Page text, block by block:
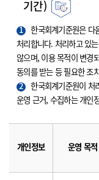
기간)
1
한국회계기준원은 다
처리합니다. 처리하고 있
않으며, 이용 목적이 변경
동의를 받는 등 필요한 조
2
한국회계기준원이 처
운영 근거, 수집하는 개인
개인정보 운영 목적